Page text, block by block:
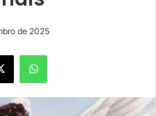
de 2025
X WhatsApp